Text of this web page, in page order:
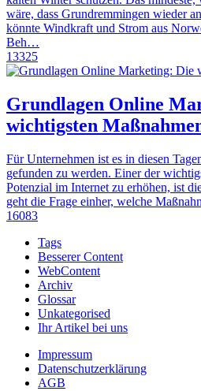
wäre, dass Grundremmingen wieder
könnte Windkraft und Strom aus
Beh…
13325
Grundlagen Online
wichtigsten
Für Unternehmen ist es in diesen
gefunden zu werden. Einer der
Potenzial im Internet zu erhöhen, ist
geht die Frage einher, welche
16083
Tags
Besserer Content
WebContent
Archiv
Glossar
Unkategorised
Ihr Artikel bei uns
Impressum
Datenschutzerklärung
AGB